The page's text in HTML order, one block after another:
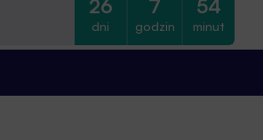
26
dni
7
godzin
54
minut